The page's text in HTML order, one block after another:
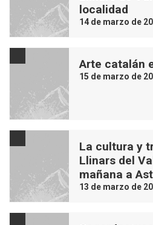
localidad
14 de marzo de
Arte catalán
15 de marzo de
La cultura y
Llinars del
mañana a
13 de marzo de